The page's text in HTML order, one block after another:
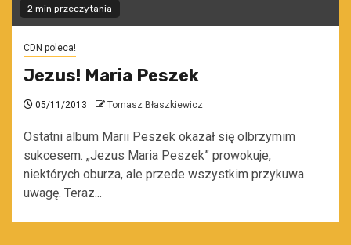
2 min przeczytania
CDN poleca!
Jezus! Maria Peszek
05/11/2013 Tomasz Błaszkiewicz
Ostatni album Marii Peszek okazał się olbrzymim
sukcesem. „Jezus Maria Peszek” prowokuje,
niektórych oburza, ale przede wszystkim przykuwa
uwagę. Teraz...